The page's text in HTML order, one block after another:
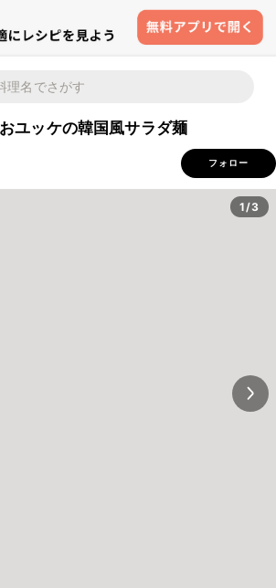
ユッケの韓国風サラダ麺
フォロー
1/3